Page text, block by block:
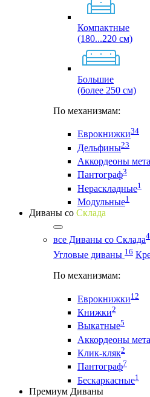
Компактные
(180...220 см)
Большие
(более 250 см)
По механизмам:
Еврокнижки34
Дельфины23
Аккордеоны
Пантограф3
Нераскладные1
Модульные1
Диваны со Склада
все Диваны со Склада
Угловые диваны 16
По механизмам:
Еврокнижки12
Книжки2
Выкатные5
Аккордеоны
Клик-кляк2
Пантограф7
Бескаркасные1
Премиум Диваны